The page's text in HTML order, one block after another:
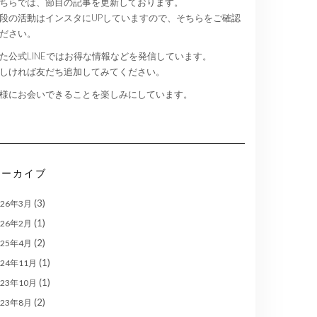
の活動はインスタにUPしていますので、そちらをご確認
さい。
公式LINEではお得な情報などを発信しています。
ければ友だち追加してみてください。
にお会いできることを楽しみにしています。
カイブ
年3月 (3)
年2月 (1)
年4月 (2)
年11月 (1)
年10月 (1)
年8月 (2)